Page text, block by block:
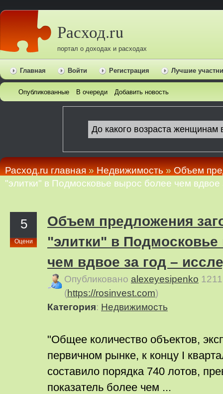
Расход.ru
портал о доходах и расходах
Главная Войти Регистрация Лучшие
Опубликованные В очереди Добавить новость
Расход.ru главная»Недвижимость»Объем
"элитки" в Подмосковье вырос более чем вдвое
5
Оцени
Объем предложения
"элитки" в
чем вдвое за год –
Опубликовано alexeyesipenko
(https://rosinvest.com)
Категория: Недвижимость
"Общее количество объектов,
первичном рынке, к концу I
составило порядка 740 лотов,
показатель более чем ...